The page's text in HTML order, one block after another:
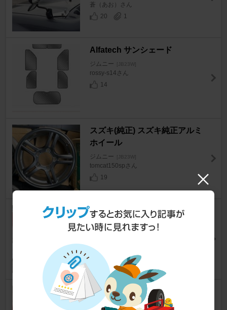
蒼（あお）さん
20
1
Alfatech サンシェード
ジムニー [JB23W]
rossy-s14さん
14
スズキ(純正) スズキ純正アルミ
ホイール
ジムニー [JB23W]
tomcat150spさん
19
Mobil Mobil Super 1000 5W-30
ジムニー [JB23W]
kazwyさん
AZ CER-001RACING AET
ジムニー [JB23W]